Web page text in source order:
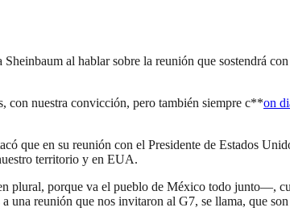
al hablar sobre la reunión que sostendrá
con nuestra convicción, pero también siempre c**on
que en su reunión con el Presidente de Estados
territorio y en EUA.
porque va el pueblo de México todo junto—,
reunión que nos invitaron al G7, se llama, que son